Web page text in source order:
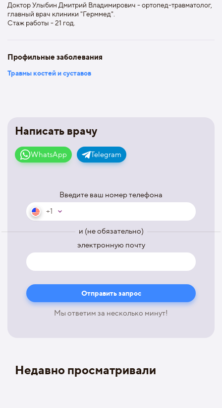
Написать врачу
WhatsApp Telegram
Введите ваш номер телефона
+1
и (не обязательно)
электронную почту
Мы ответим за несколько минут!
Доктор Улыбин Дмитрий Владимирович - ортопед-травматолог,
главный врач клиники "Герммед".
Стаж работы - 21 год.
Профильные заболевания
Травмы костей и суставов
Недавно просматривали